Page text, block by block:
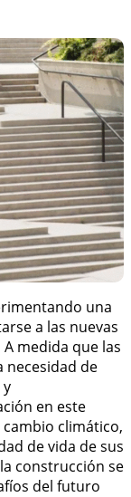
una
a las nuevas
medida que las
necesidad de
en este
climático,
de vida de sus
construcción se
del futuro